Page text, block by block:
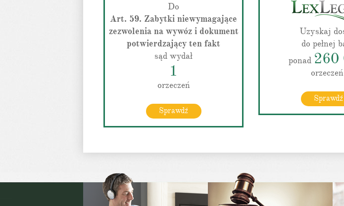
Do
Art. 59. Zabytki niewymagające
zezwolenia na wywóz i dokument
potwierdzający ten fakt
sąd wydał
1
orzeczeń
Sprawdź
Uzyskaj
do pełnej
ponad 260
Sprawdź